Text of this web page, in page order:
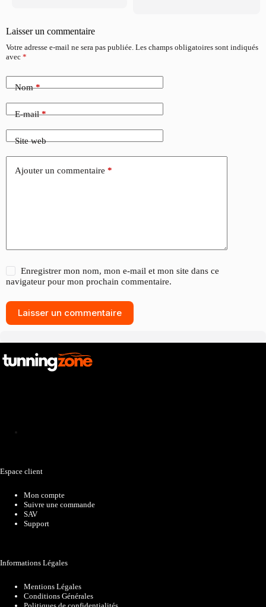
Laisser un commentaire
Votre adresse e-mail ne sera pas publiée. Les champs obligatoires sont indiqués
avec *
Nom*
E-mail*
Site web
Ajouter un commentaire *
Enregistrer mon nom, mon e-mail et mon site dans ce
navigateur pour mon prochain commentaire.
Laisser un commentaire
Espace client
Mon compte
Suivre une commande
SAV
Support
Informations Légales
Mentions Légales
Conditions Générales